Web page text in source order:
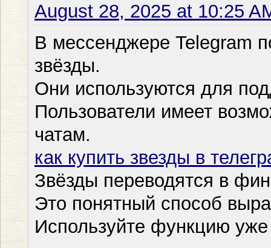
August 28, 2025 at 10:25
В мессенджере Telegram
звёзды.
Они используются для
Пользователи имеет
чатам.
как купить звезды в
Звёзды переводятся в
Это понятный способ
Используйте функцию